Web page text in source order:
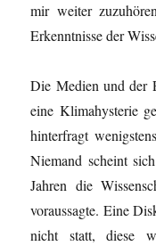
mir weiter
Erkenntnisse der
Die Medien und der
eine Klimahysterie
hinterfragt
Niemand scheint
Jahren die
voraussagte. Eine
nicht statt, diese